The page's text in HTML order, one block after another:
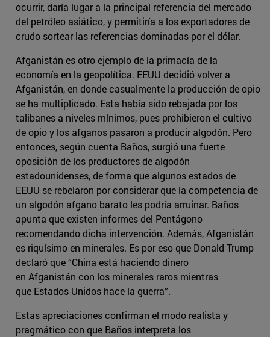
ocurrir, daría lugar a la principal referencia del mercado
del petróleo asiático, y permitiría a los exportadores de
crudo sortear las referencias dominadas por el dólar.
Afganistán es otro ejemplo de la primacía de la
economía en la geopolítica. EEUU decidió volver a
Afganistán, en donde casualmente la producción de opio
se ha multiplicado. Esta había sido rebajada por los
talibanes a niveles mínimos, pues prohibieron el cultivo
de opio y los afganos pasaron a producir algodón. Pero
entonces, según cuenta Baños, surgió una fuerte
oposición de los productores de algodón
estadounidenses, de forma que algunos estados de
EEUU se rebelaron por considerar que la competencia de
un algodón afgano barato les podría arruinar. Baños
apunta que existen informes del Pentágono
recomendando dicha intervención. Además, Afganistán
es riquísimo en minerales. Es por eso que Donald Trump
declaró que “China está haciendo dinero
en Afganistán con los minerales raros mientras
que Estados Unidos hace la guerra”.
Estas apreciaciones confirman el modo realista y
pragmático con que Baños interpreta los